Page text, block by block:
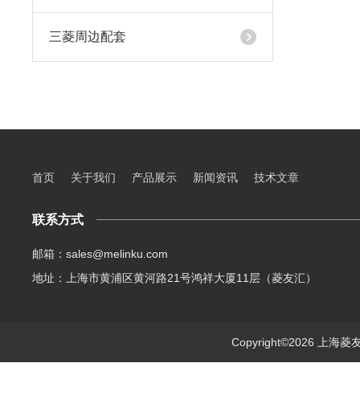
三菱周边配套
首页 关于我们 产品展示 新闻资讯 技术文章
联系方式
邮箱：sales@melinku.com
地址：上海市黄浦区黄河路21号鸿祥大厦11层（菱友汇）
Copyright©2026 上海菱